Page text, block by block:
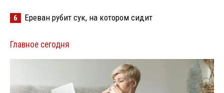
6 Ереван рубит сук, на котором сидит
Главное сегодня